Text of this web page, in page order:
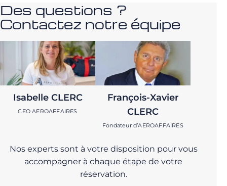
Des questions ?
Contactez notre équipe
Isabelle CLERC
CEO AEROAFFAIRES
François-Xavier
CLERC
Fondateur d’AEROAFFAIRES
Nos experts sont à votre disposition pour vous
accompagner à chaque étape de votre
réservation.